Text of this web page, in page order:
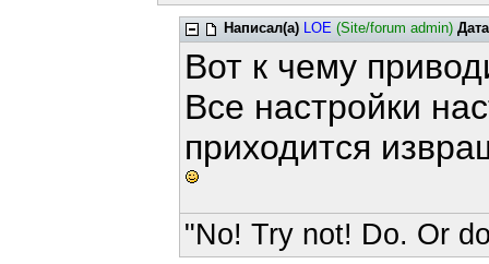
Написал(а) LOE (Site/forum admin) Дата
Вот к чему
Все настройки
приходится
"No! Try not! Do. Or